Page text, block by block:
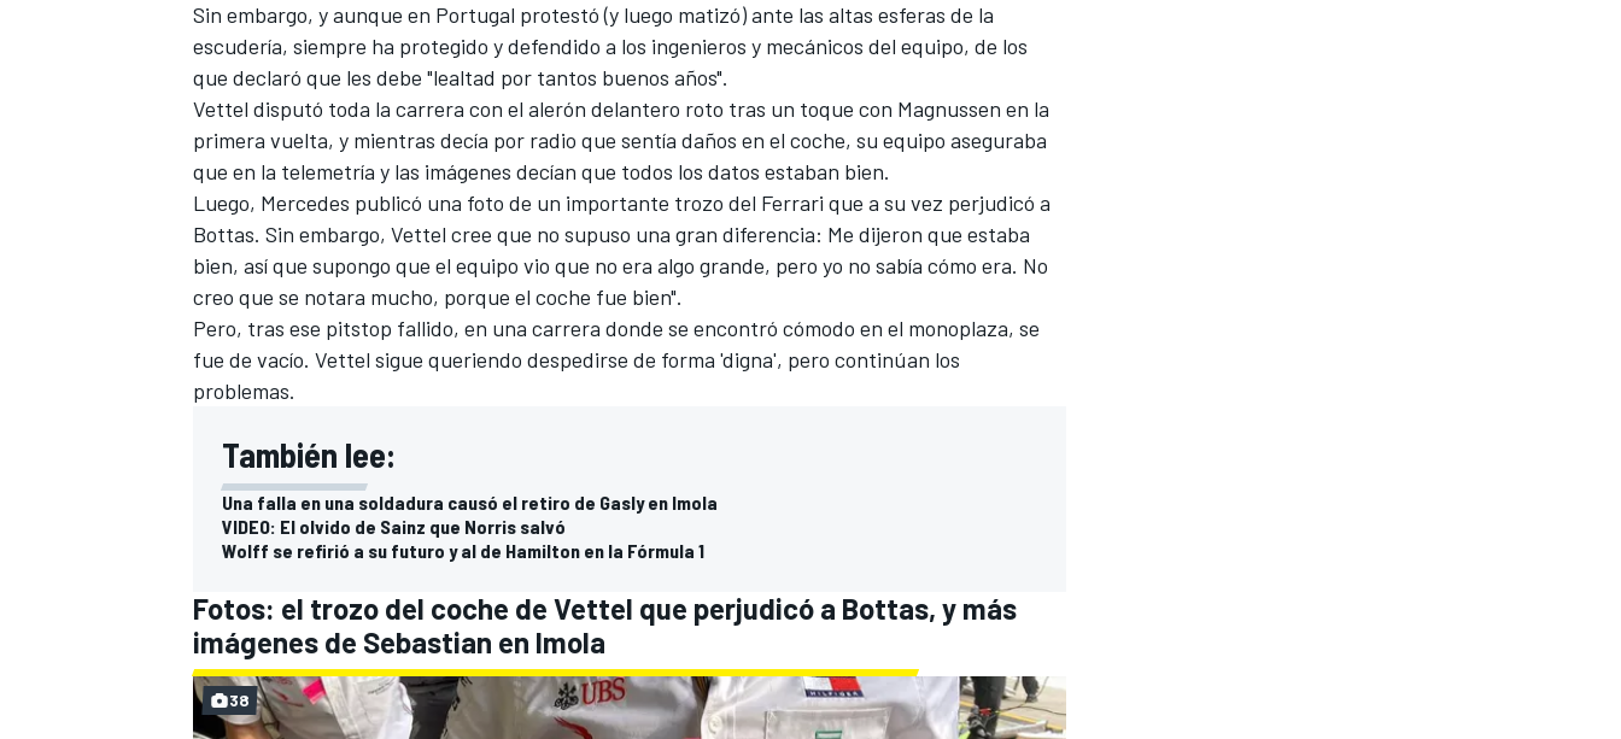
WRC
Sin embargo, y aunque en Portugal protestó (y luego matizó) ante las altas esferas de la
escudería, siempre ha protegido y defendido a los ingenieros y mecánicos del equipo, de los
que declaró que les debe "lealtad por tantos buenos años".
Vettel disputó toda la carrera con el alerón delantero roto tras un toque con Magnussen en la
primera vuelta, y mientras decía por radio que sentía daños en el coche, su equipo aseguraba
que en la telemetría y las imágenes decían que todos los datos estaban bien.
Luego, Mercedes publicó una foto de un importante trozo del Ferrari que a su vez perjudicó a
Bottas. Sin embargo, Vettel cree que no supuso una gran diferencia: Me dijeron que estaba
bien, así que supongo que el equipo vio que no era algo grande, pero yo no sabía cómo era. No
creo que se notara mucho, porque el coche fue bien".
Pero, tras ese pitstop fallido, en una carrera donde se encontró cómodo en el monoplaza, se
fue de vacío. Vettel sigue queriendo despedirse de forma 'digna', pero continúan los
problemas.
También lee:
Una falla en una soldadura causó el retiro de Gasly en Imola
VIDEO: El olvido de Sainz que Norris salvó
Wolff se refirió a su futuro y al de Hamilton en la Fórmula 1
Fotos: el trozo del coche de Vettel que perjudicó a Bottas, y más
imágenes de Sebastian en Imola
38